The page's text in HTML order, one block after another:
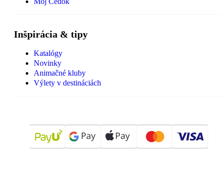
Inšpirácia & tipy
Katalógy
Novinky
Animačné kluby
Výlety v destináciách